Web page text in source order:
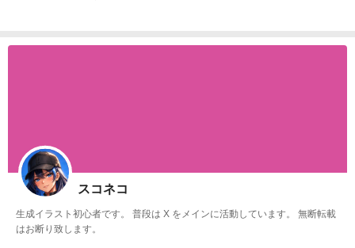
スコネコ
生成イラスト初心者です。 普段は X をメインに活動しています。 無断転載
はお断り致します。